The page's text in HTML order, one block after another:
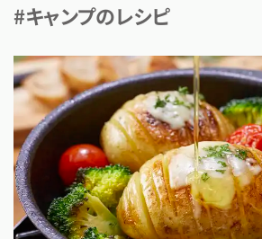
#キャンプのレシピ